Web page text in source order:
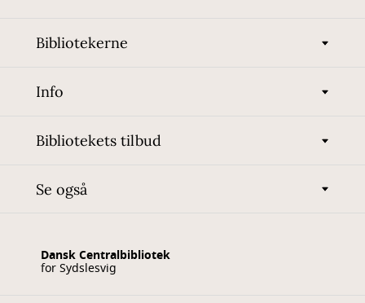
Bibliotekerne
Info
Bibliotekets tilbud
Se også
Dansk Centralbibliotek
for Sydslesvig